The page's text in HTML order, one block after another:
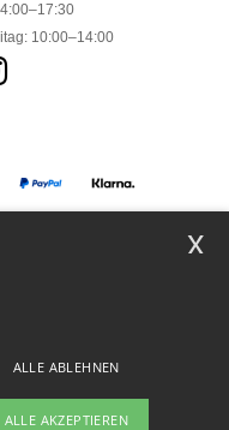
10:00–14:00
ALLE ABLEHNEN
ALLE AKZEPTIEREN
x